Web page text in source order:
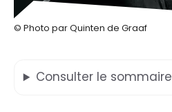
© Photo par Quinten de Graaf
Consulter le sommaire